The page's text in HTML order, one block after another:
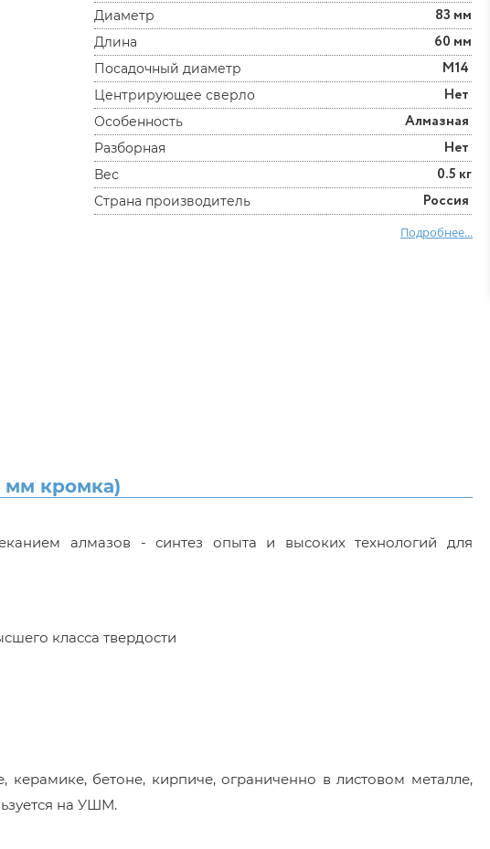
Диаметр 83 мм
Длина 60 мм
Посадочный диаметр М14
Центрирующее сверло Нет
Особенность Алмазная
Разборная Нет
Вес 0.5 кг
Страна производитель Россия
Подробнее...
кромка)
алмазов - синтез опыта и высоких технологий для
класса твердости
керамике, бетоне, кирпиче, ограниченно в листовом металле,
на УШМ.